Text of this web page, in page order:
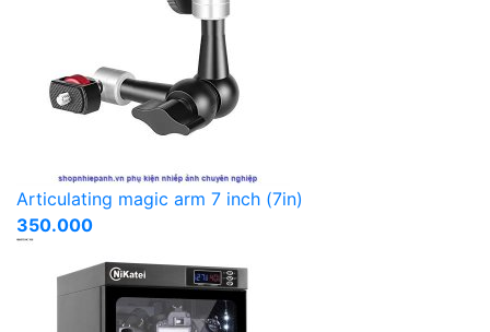
Articulating magic arm 7 inch (7in)
350.000